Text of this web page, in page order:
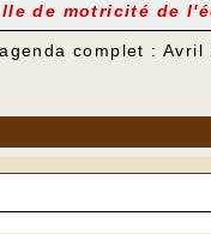
de motricité de
complet : Avril